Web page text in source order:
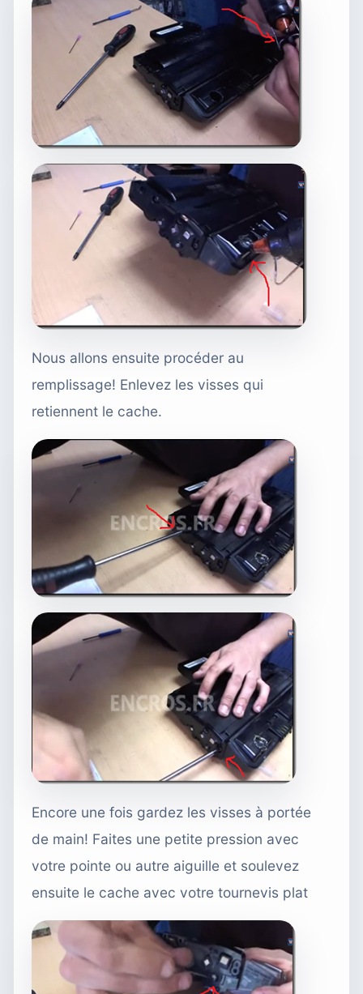
Nous allons ensuite procéder au
remplissage! Enlevez les visses qui
retiennent le cache.
Encore une fois gardez les visses à portée
de main! Faites une petite pression avec
votre pointe ou autre aiguille et soulevez
ensuite le cache avec votre tournevis plat